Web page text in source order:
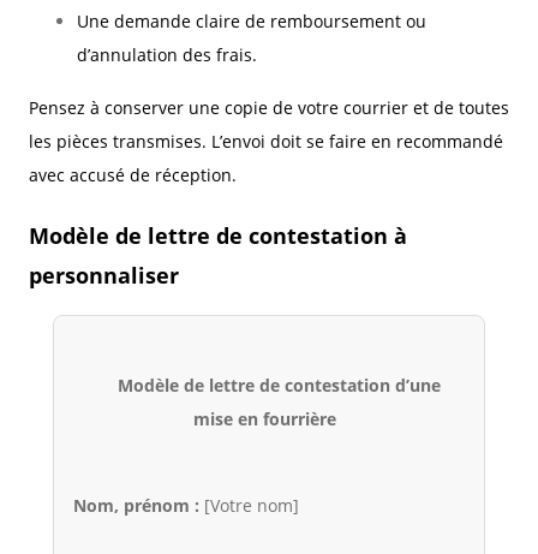
Une demande claire de remboursement ou
d’annulation des frais.
Pensez à conserver une copie de votre courrier et de toutes
les pièces transmises. L’envoi doit se faire en recommandé
avec accusé de réception.
Modèle de lettre de contestation à
personnaliser
Modèle de lettre de contestation d’une
mise en fourrière
Nom, prénom : [Votre nom]